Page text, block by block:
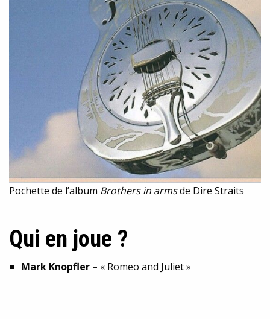
Pochette de l’album Brothers in armsde Dire Straits
Qui en joue ?
Mark Knopfler – « Romeo and Juliet »